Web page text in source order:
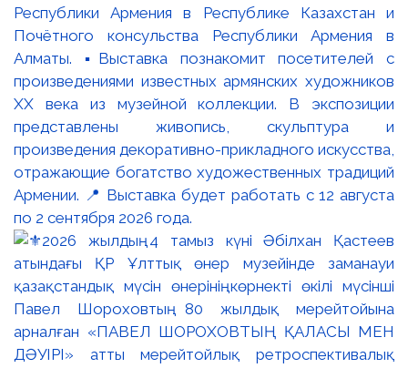
Республики Армения в Республике Казахстан и
Почётного консульства Республики Армения в
Алматы. ▪️Выставка познакомит посетителей с
произведениями известных армянских художников
XX века из музейной коллекции. В экспозиции
представлены живопись, скульптура и
произведения декоративно-прикладного искусства,
отражающие богатство художественных традиций
Армении. 📍 Выставка будет работать с 12 августа
по 2 сентября 2026 года.